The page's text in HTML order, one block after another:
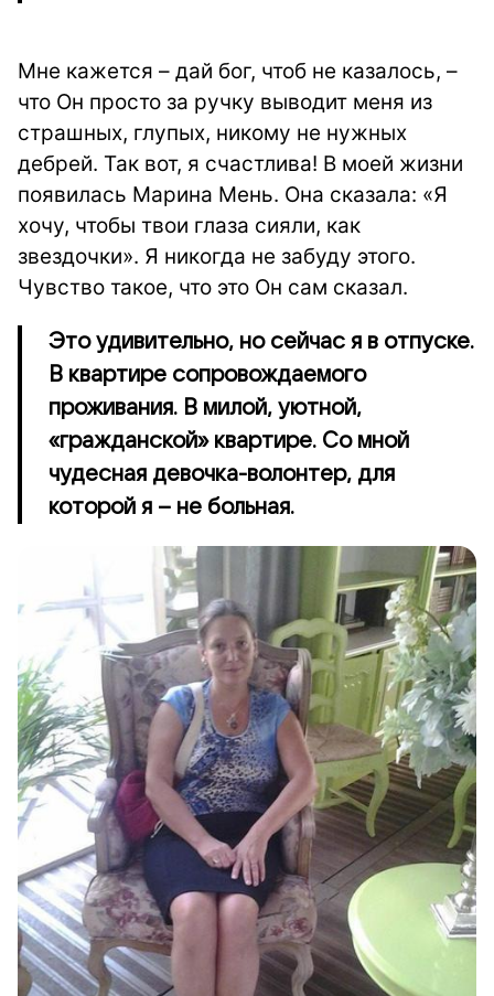
Мне кажется – дай бог, чтоб не казалось, –
что Он просто за ручку выводит меня из
страшных, глупых, никому не нужных
дебрей. Так вот, я счастлива! В моей жизни
появилась Марина Мень. Она сказала: «Я
хочу, чтобы твои глаза сияли, как
звездочки». Я никогда не забуду этого.
Чувство такое, что это Он сам сказал.
Это удивительно, но сейчас я в отпуске.
В квартире сопровождаемого
проживания. В милой, уютной,
«гражданской» квартире. Со мной
чудесная девочка-волонтер, для
которой я – не больная.